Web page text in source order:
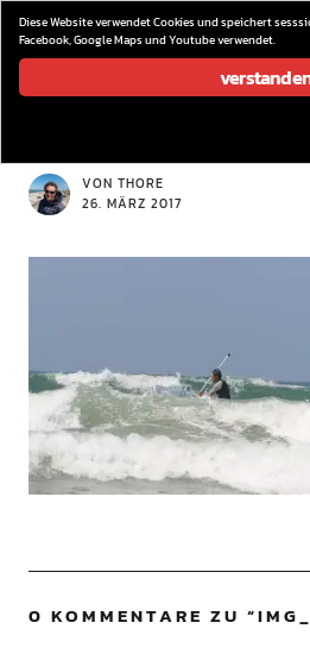
wieder los…
VON THORE
26. MÄRZ 2017
0 KOMMENTARE ZU “
Diese Website verwendet Cookies und speichert
Facebook, Google Maps und Youtube verwendet.